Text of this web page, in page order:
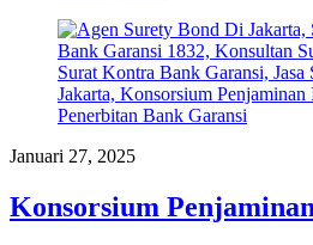
Januari 27, 2025
Konsorsium